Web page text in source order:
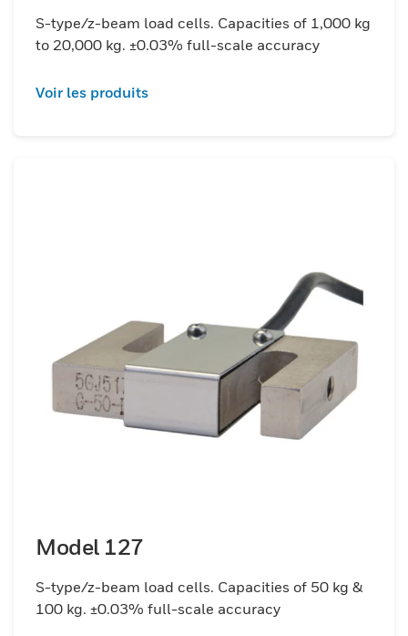
S-type/z-beam load cells. Capacities of 1,000 kg
to 20,000 kg. ±0.03% full-scale accuracy
Voir les produits
Model 127
S-type/z-beam load cells. Capacities of 50 kg &
100 kg. ±0.03% full-scale accuracy